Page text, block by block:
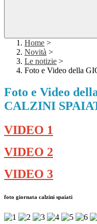
Home >
Novità >
Le notizie >
Foto e Video della
Foto e Video
CALZINI
VIDEO 1
VIDEO 2
VIDEO 3
foto giornata calzini spaiati